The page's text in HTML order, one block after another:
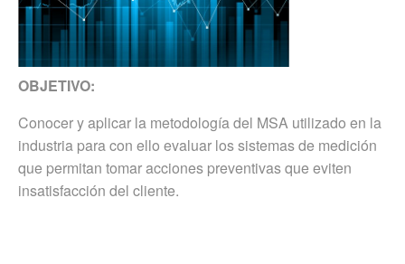
OBJETIVO:
Conocer y aplicar la metodología del MSA utilizado en la
industria para con ello evaluar los sistemas de medición
que permitan tomar acciones preventivas que eviten
insatisfacción del cliente.